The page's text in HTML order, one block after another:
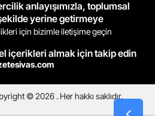
anlayışımızla, toplumsal
yerine getirmeye
için bizimle iletişime geçin
içerikleri almak için takip edin
© 2026 . Her hakkı saklıdır.